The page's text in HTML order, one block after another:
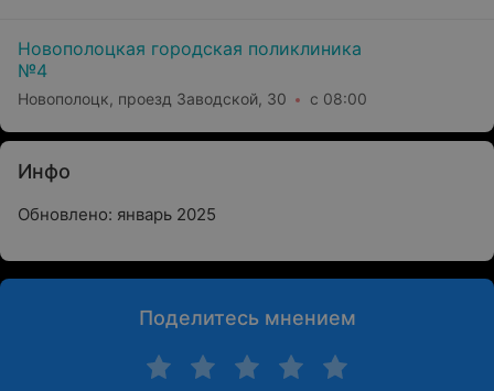
Новополоцкая городская поликлиника
№4
Новополоцк, проезд Заводской, 30 с 08:00
Инфо
Обновлено: январь 2025
Поделитесь мнением